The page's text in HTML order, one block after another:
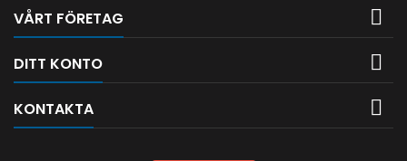
VÅRT FÖRETAG 
DITT KONTO 
KONTAKTA 